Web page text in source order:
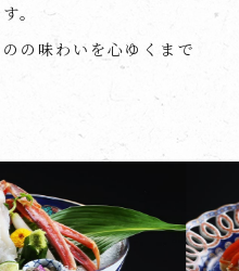
。
の味わいを心ゆくまで